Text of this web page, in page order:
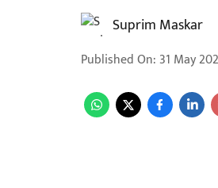
Suprim Maskar
Published On: 31 May